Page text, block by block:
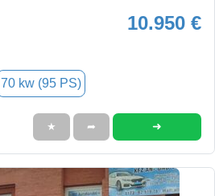
10.950 €
70 kw (95 PS)
★ ➦ ➜